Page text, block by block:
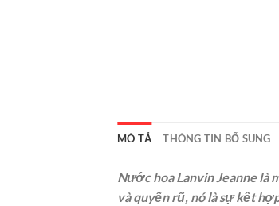
MÔ TẢ THÔNG TIN BỔ SUNG
Nước hoa Lanvin Jeanne là
và quyến rũ, nó là sự kết